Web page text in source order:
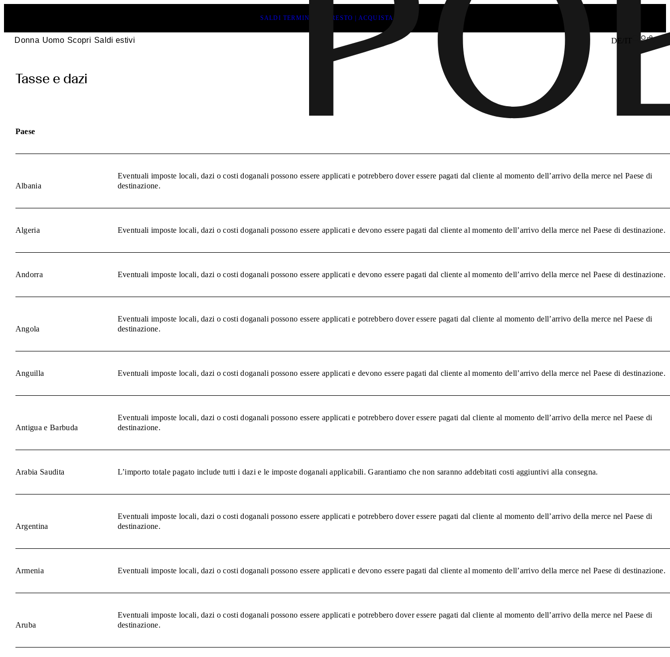
SALDI TERMINANO PRESTO | ACQUISTA ORA
Donna Uomo Scopri Saldi estivi DE/IT
pages.duties_and_taxes.h1
Tasse e dazi
Paese
Albania
Eventuali imposte locali, dazi o costi doganali possono essere applicati e potrebbero dover essere pagati dal cliente al momento dell’arrivo della merce nel Paese di
destinazione.
Algeria Eventuali imposte locali, dazi o costi doganali possono essere applicati e devono essere pagati dal cliente al momento dell’arrivo della merce nel Paese di destinazione.
Andorra Eventuali imposte locali, dazi o costi doganali possono essere applicati e devono essere pagati dal cliente al momento dell’arrivo della merce nel Paese di destinazione.
Angola
Eventuali imposte locali, dazi o costi doganali possono essere applicati e potrebbero dover essere pagati dal cliente al momento dell’arrivo della merce nel Paese di
destinazione.
Anguilla Eventuali imposte locali, dazi o costi doganali possono essere applicati e devono essere pagati dal cliente al momento dell’arrivo della merce nel Paese di destinazione.
Antigua e Barbuda
Eventuali imposte locali, dazi o costi doganali possono essere applicati e potrebbero dover essere pagati dal cliente al momento dell’arrivo della merce nel Paese di
destinazione.
Arabia Saudita L’importo totale pagato include tutti i dazi e le imposte doganali applicabili. Garantiamo che non saranno addebitati costi aggiuntivi alla consegna.
Argentina
Eventuali imposte locali, dazi o costi doganali possono essere applicati e potrebbero dover essere pagati dal cliente al momento dell’arrivo della merce nel Paese di
destinazione.
Armenia Eventuali imposte locali, dazi o costi doganali possono essere applicati e devono essere pagati dal cliente al momento dell’arrivo della merce nel Paese di destinazione.
Aruba
Eventuali imposte locali, dazi o costi doganali possono essere applicati e potrebbero dover essere pagati dal cliente al momento dell’arrivo della merce nel Paese di
destinazione.